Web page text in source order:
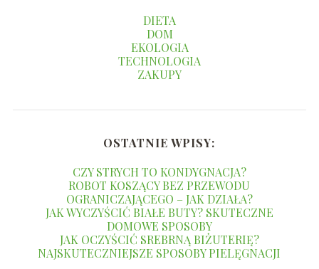
DIETA
DOM
EKOLOGIA
TECHNOLOGIA
ZAKUPY
OSTATNIE WPISY:
CZY STRYCH TO KONDYGNACJA?
ROBOT KOSZĄCY BEZ PRZEWODU
OGRANICZAJĄCEGO – JAK DZIAŁA?
JAK WYCZYŚCIĆ BIAŁE BUTY? SKUTECZNE
DOMOWE SPOSOBY
JAK OCZYŚCIĆ SREBRNĄ BIŻUTERIĘ?
NAJSKUTECZNIEJSZE SPOSOBY PIELĘGNACJI